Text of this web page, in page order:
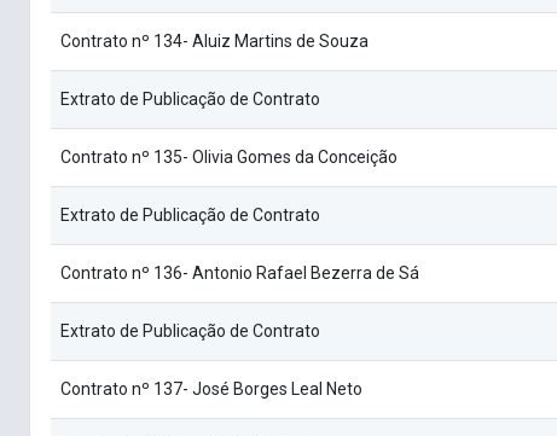
Contrato nº 134- Aluiz Martins de Souza
Extrato de Publicação de Contrato
Contrato nº 135- Olivia Gomes da Conceição
Extrato de Publicação de Contrato
Contrato nº 136- Antonio Rafael Bezerra de Sá
Extrato de Publicação de Contrato
Contrato nº 137- José Borges Leal Neto